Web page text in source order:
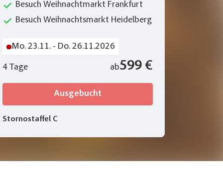
in Frankfurt
- stock.adobe.com
Besuch Weihnachtmarkt Frankfurt
Besuch Weihnachtsmarkt Heidelberg
Mo. 23.11. - Do. 26.11.2026
4 Tage ab599 €
Ausgebucht
Stornostaffel C